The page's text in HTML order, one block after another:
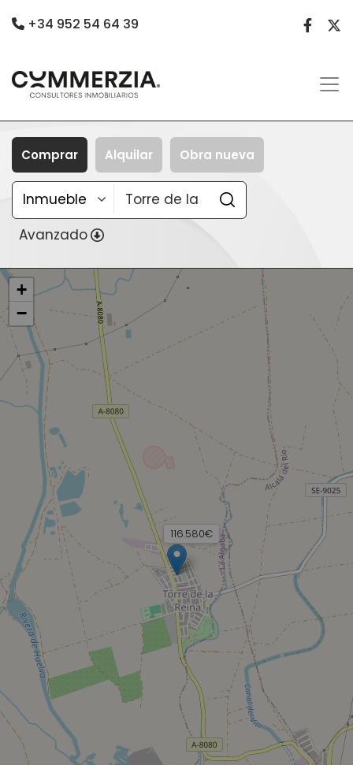
+34 952 54 64 39
Comprar Alquilar Obra nueva
Avanzado
116.580€
+
−